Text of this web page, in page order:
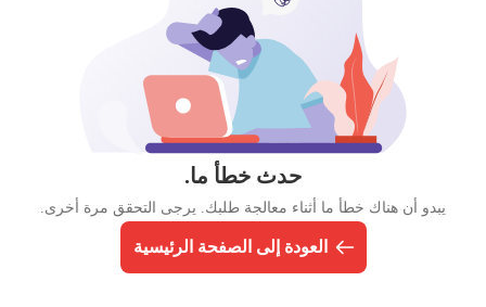
حدث خطأ ما.
يبدو أن هناك خطأ ما أثناء معالجة طلبك. يرجى التحقق مرة أخرى.
العودة إلى الصفحة الرئيسية